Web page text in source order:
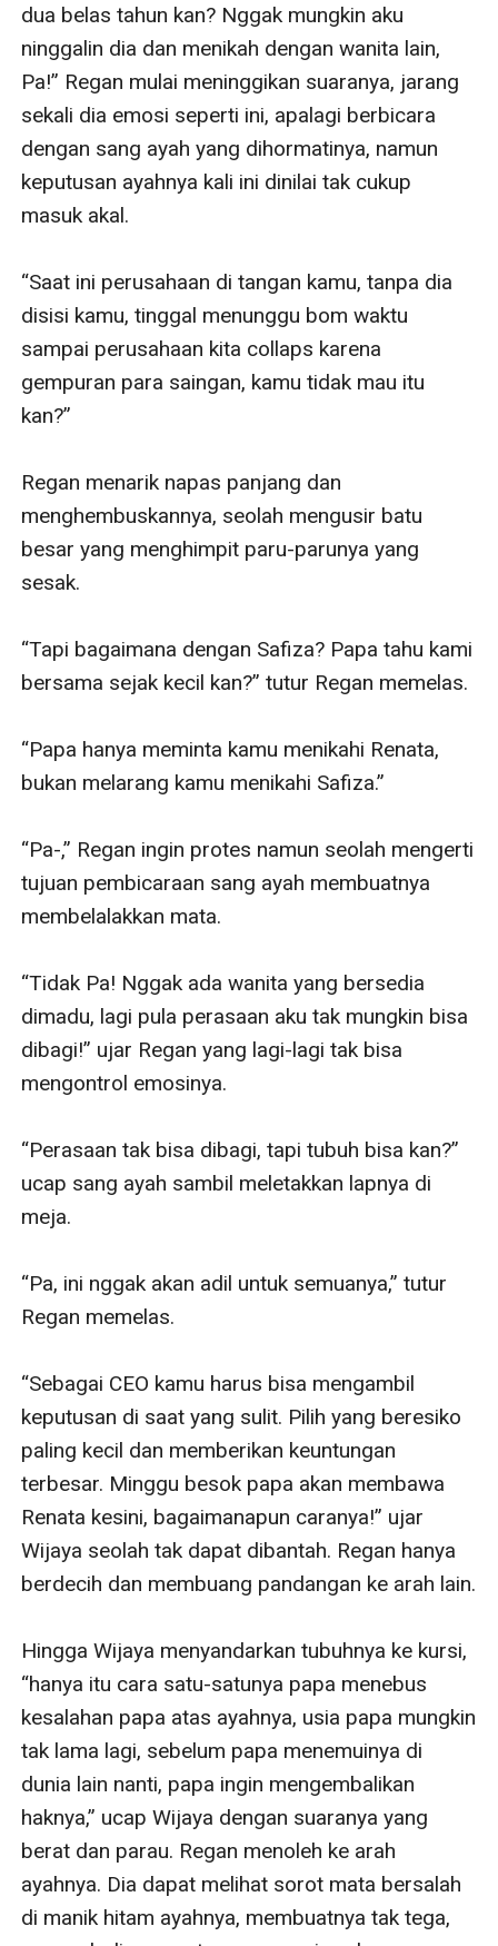
dua belas tahun kan? Nggak mungkin aku
ninggalin dia dan menikah dengan wanita lain,
Pa!” Regan mulai meninggikan suaranya, jarang
sekali dia emosi seperti ini, apalagi berbicara
dengan sang ayah yang dihormatinya, namun
keputusan ayahnya kali ini dinilai tak cukup
masuk akal.
“Saat ini perusahaan di tangan kamu, tanpa dia
disisi kamu, tinggal menunggu bom waktu
sampai perusahaan kita collaps karena
gempuran para saingan, kamu tidak mau itu
kan?”
Regan menarik napas panjang dan
menghembuskannya, seolah mengusir batu
besar yang menghimpit paru-parunya yang
sesak.
“Tapi bagaimana dengan Safiza? Papa tahu kami
bersama sejak kecil kan?” tutur Regan memelas.
“Papa hanya meminta kamu menikahi Renata,
bukan melarang kamu menikahi Safiza.”
“Pa-,” Regan ingin protes namun seolah mengerti
tujuan pembicaraan sang ayah membuatnya
membelalakkan mata.
“Tidak Pa! Nggak ada wanita yang bersedia
dimadu, lagi pula perasaan aku tak mungkin bisa
dibagi!” ujar Regan yang lagi-lagi tak bisa
mengontrol emosinya.
“Perasaan tak bisa dibagi, tapi tubuh bisa kan?”
ucap sang ayah sambil meletakkan lapnya di
meja.
“Pa, ini nggak akan adil untuk semuanya,” tutur
Regan memelas.
“Sebagai CEO kamu harus bisa mengambil
keputusan di saat yang sulit. Pilih yang beresiko
paling kecil dan memberikan keuntungan
terbesar. Minggu besok papa akan membawa
Renata kesini, bagaimanapun caranya!” ujar
Wijaya seolah tak dapat dibantah. Regan hanya
berdecih dan membuang pandangan ke arah lain.
Hingga Wijaya menyandarkan tubuhnya ke kursi,
“hanya itu cara satu-satunya papa menebus
kesalahan papa atas ayahnya, usia papa mungkin
tak lama lagi, sebelum papa menemuinya di
dunia lain nanti, papa ingin mengembalikan
haknya,” ucap Wijaya dengan suaranya yang
berat dan parau. Regan menoleh ke arah
ayahnya. Dia dapat melihat sorot mata bersalah
di manik hitam ayahnya, membuatnya tak tega,